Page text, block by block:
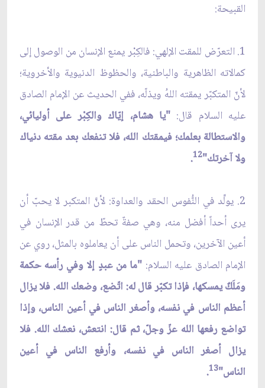
القبيحة:
1. التعرّض للمقت الإلهي: فالكِبْر يمنع الإنسان من الوصول إلى
كمالاته الظاهرية والباطنية، والحظوظ الدنيوية والأخروية؛
لأنّ المتكبّر يمقته اللهُ ويذلّه، ففي الحديث عن الإمام الصادق
عليه السلام قال: "يا هشام، إيّاك والكِبْر على أوليائي،
والاستطالة بعلمك؛ فيمقتك الله، فلا تنفعك بعد مقته دنياك
ولا آخرتك"12
.
2. يولِّد في النُّفوس الحقد والعداوة: لأنَّ المتكبر لا يحبّ أن
يرى أحداً أفضل منه، وهي صفةٌ تحطّ من قدر الإنسان في
أعين الآخرين، وتحمل الناس على أن يعاملوه بالمثل، روي عن
الإمام الصادق عليه السلام: "ما من عبدٍ إلا وفي رأسه حكمة
ومَلَكٌ يمسكها، فإذا تكبّر قال له: اتّضع، وضعك الله. فلا يزال
أعظم الناس في نفسه، وأصغر الناس في أعين الناس، وإذا
تواضع رفعها الله عزّ وجلّ، ثم قال: انتعش، نعشك الله. فلا
يزال أصغر الناس في نفسه، وأرفع الناس في أعين
الناس"13
.